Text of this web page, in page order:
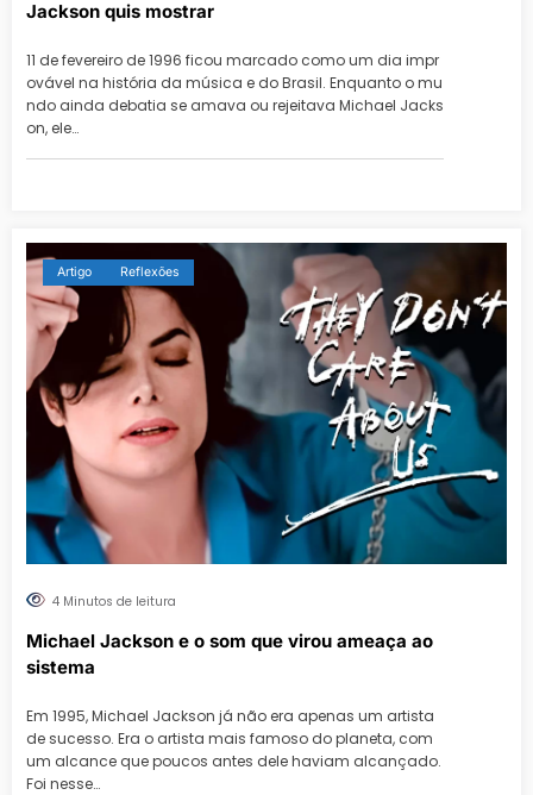
Jackson quis mostrar
11 de fevereiro de 1996 ficou marcado como um dia impr
ovável na história da música e do Brasil. Enquanto o mu
ndo ainda debatia se amava ou rejeitava Michael Jacks
on, ele…
Artigo Reflexões
4 Minutos de leitura
Michael Jackson e o som que virou ameaça ao
sistema
Em 1995, Michael Jackson já não era apenas um artista
de sucesso. Era o artista mais famoso do planeta, com
um alcance que poucos antes dele haviam alcançado.
Foi nesse…